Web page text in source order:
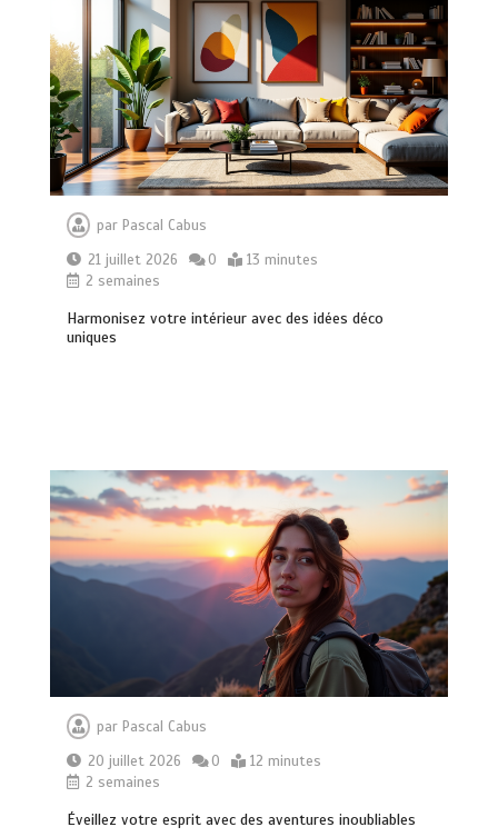
parPascal Cabus
21 juillet 2026
0
13 minutes
2 semaines
Harmonisez votre intérieur avec des idées déco
uniques
par Pascal Cabus
20 juillet 2026
0
12 minutes
2 semaines
Éveillez votre esprit avec des aventures inoubliables